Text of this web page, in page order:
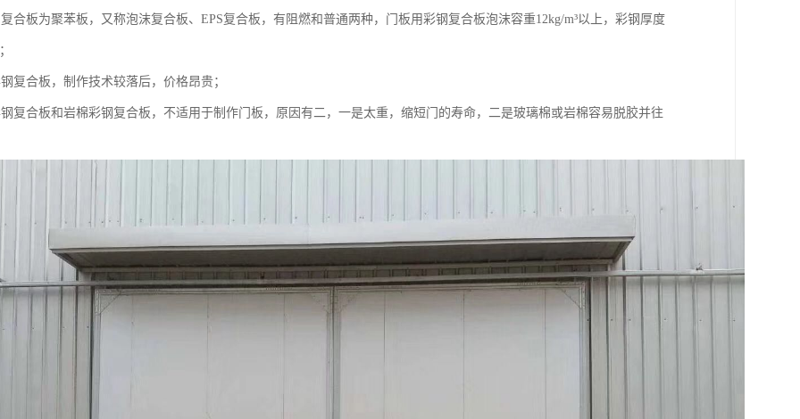
合板为聚苯板，又称泡沫复合板、EPS复合板，有阻燃和普通两种，门板用彩钢复合板泡沫容重12kg/m³以上，彩钢厚度
复合板，制作技术较落后，价格昂贵；
复合板和岩棉彩钢复合板，不适用于制作门板，原因有二，一是太重，缩短门的寿命，二是玻璃棉或岩棉容易脱胶并往